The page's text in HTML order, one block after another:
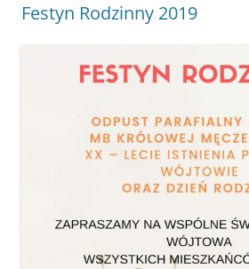
Festyn Rodzinny 2019